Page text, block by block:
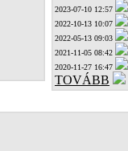
2023-07-10 12:57
2022-10-13 10:07
2022-05-13 09:03
2021-11-05 08:42
2020-11-27 16:47
TOVÁBB